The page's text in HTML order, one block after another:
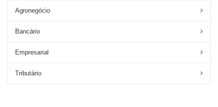
Agronegócio
Bancário
Empresarial
Tributário